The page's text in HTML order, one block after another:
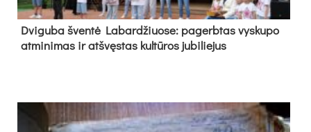
Dvi­gu­ba šven­tė La­bar­džiuo­se: pa­gerb­tas vys­ku­po
at­mi­ni­mas ir at­švęs­tas kul­tū­ros ju­bi­lie­jus